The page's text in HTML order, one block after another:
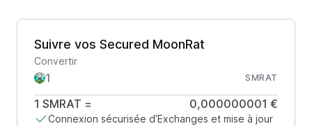
Suivre vos Secured MoonRat
Convertir
SMRAT
1 SMRAT = 0,000000001 €
Connexion sécurisée d’Exchanges et mise à jour